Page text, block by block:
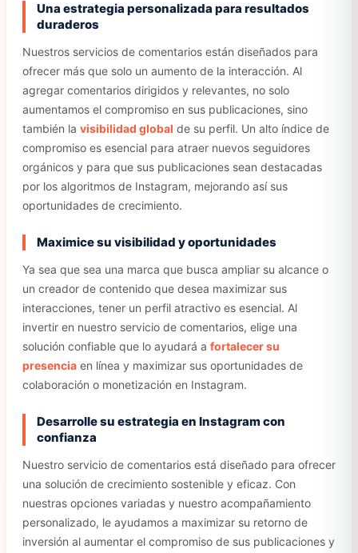
Una estrategia personalizada para resultados
duraderos
Nuestros servicios de comentarios están diseñados para
ofrecer más que solo un aumento de la interacción. Al
agregar comentarios dirigidos y relevantes, no solo
aumentamos el compromiso en sus publicaciones, sino
también la visibilidad global de su perfil. Un alto índice de
compromiso es esencial para atraer nuevos seguidores
orgánicos y para que sus publicaciones sean destacadas
por los algoritmos de Instagram, mejorando así sus
oportunidades de crecimiento.
Maximice su visibilidad y oportunidades
Ya sea que sea una marca que busca ampliar su alcance o
un creador de contenido que desea maximizar sus
interacciones, tener un perfil atractivo es esencial. Al
invertir en nuestro servicio de comentarios, elige una
solución confiable que lo ayudará a fortalecer su
presencia en línea y maximizar sus oportunidades de
colaboración o monetización en Instagram.
Desarrolle su estrategia en Instagram con
confianza
Nuestro servicio de comentarios está diseñado para ofrecer
una solución de crecimiento sostenible y eficaz. Con
nuestras opciones variadas y nuestro acompañamiento
personalizado, le ayudamos a maximizar su retorno de
inversión al aumentar el compromiso de sus publicaciones y